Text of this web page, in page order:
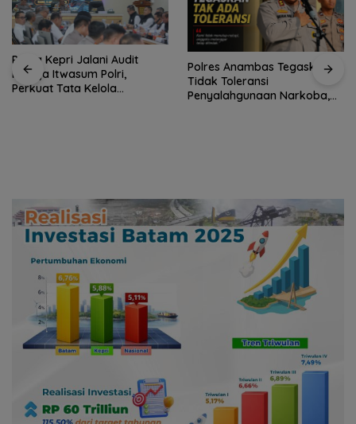
Polda Kepri Jalani Audit
Kinerja Itwasum Polri,
Perkuat Tata Kelola
Polres Anambas Tegaskan
Tidak Toleransi
Penyalahgunaan Narkoba,